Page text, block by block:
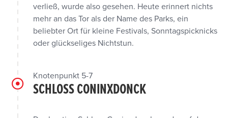
verließ, wurde also gesehen. Heute erinnert nichts
mehr an das Tor als der Name des Parks, ein
beliebter Ort für kleine Festivals, Sonntagspicknicks
oder glückseliges Nichtstun.
Knotenpunkt 5-7
SCHLOSS CONINXDONCK